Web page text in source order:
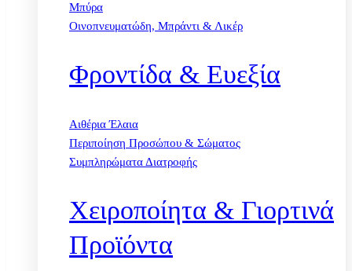
Μπύρα
Οινοπνευματώδη, Μπράντι & Λικέρ
Φροντίδα & Ευεξία
Αιθέρια Έλαια
Περιποίηση Προσώπου & Σώματος
Συμπληρώματα Διατροφής
Χειροποίητα & Γιορτινά
Προϊόντα